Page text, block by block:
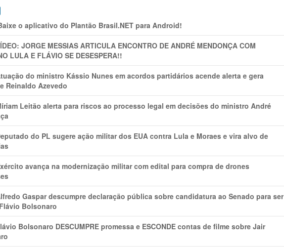
o aplicativo do Plantão Brasil.NET para Android!
JORGE MESSIAS ARTICULA ENCONTRO DE ANDRÉ MENDONÇA COM
LULA E FLÁVIO SE DESESPERA!!
do ministro Kássio Nunes em acordos partidários acende alerta e gera
Reinaldo Azevedo
Leitão alerta para riscos ao processo legal em decisões do ministro André
do PL sugere ação militar dos EUA contra Lula e Moraes e vira alvo de
avança na modernização militar com edital para compra de drones
Gaspar descumpre declaração pública sobre candidatura ao Senado para ser
Bolsonaro
Bolsonaro DESCUMPRE promessa e ESCONDE contas de filme sobre Jair